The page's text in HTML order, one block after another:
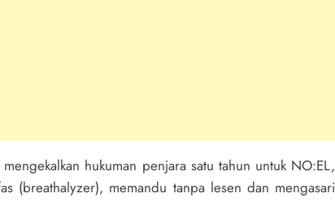
hukuman penjara satu tahun untuk NO:EL,
(breathalyzer), memandu tanpa lesen dan mengasari